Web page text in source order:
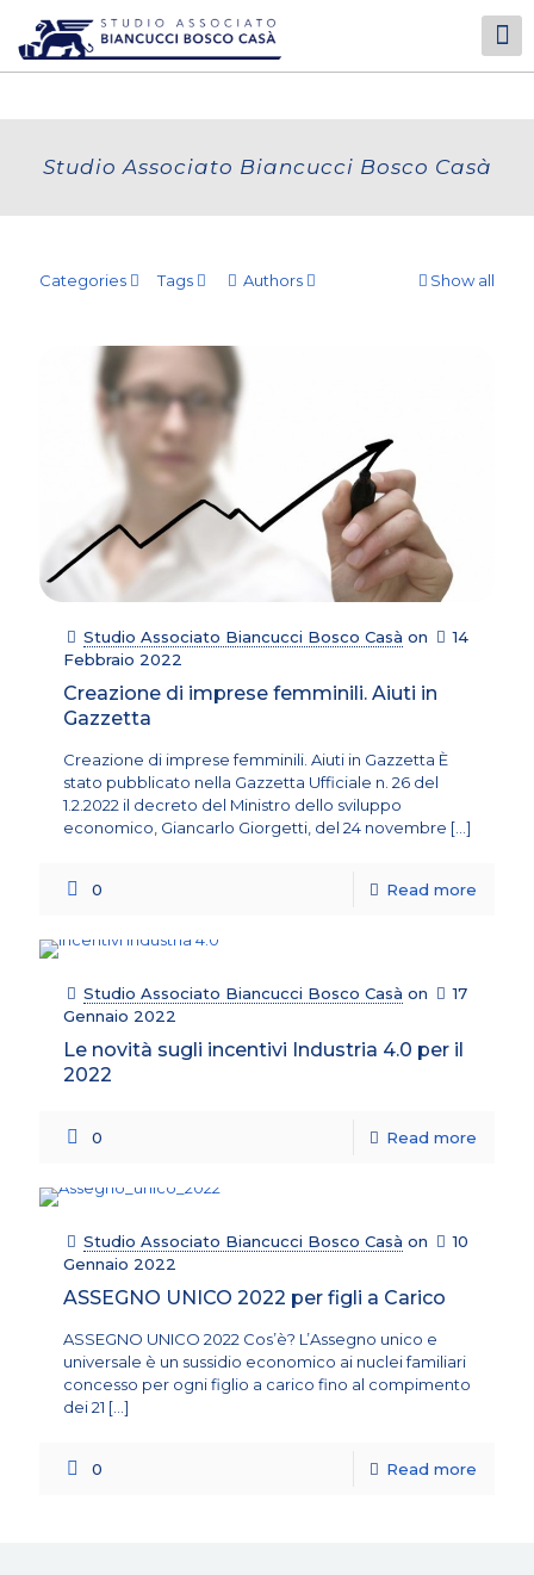
Studio Associato Biancucci Bosco Casà
Categories Tags Authors Show all
Studio Associato Biancucci Bosco Casà on
14
Febbraio 2022
Creazione di imprese femminili. Aiuti in
Gazzetta
Creazione di imprese femminili. Aiuti in Gazzetta È
stato pubblicato nella Gazzetta Ufficiale n. 26 del
1.2.2022 il decreto del Ministro dello sviluppo
economico, Giancarlo Giorgetti, del 24 novembre […]
0 Read more
Studio Associato Biancucci Bosco Casà on
17
Gennaio 2022
Le novità sugli incentivi Industria 4.0 per il
2022
0 Read more
Studio Associato Biancucci Bosco Casà on
10
Gennaio 2022
ASSEGNO UNICO 2022 per figli a Carico
ASSEGNO UNICO 2022 Cos’è? L’Assegno unico e
universale è un sussidio economico ai nuclei familiari
concesso per ogni figlio a carico fino al compimento
dei 21 […]
0 Read more